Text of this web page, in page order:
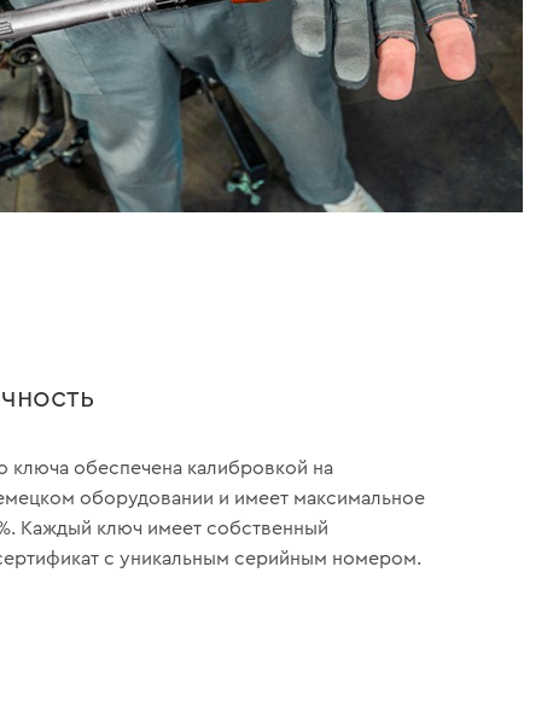
ключа обеспечена калибровкой на
оборудовании и имеет максимальное
Каждый ключ имеет собственный
с уникальным серийным номером.